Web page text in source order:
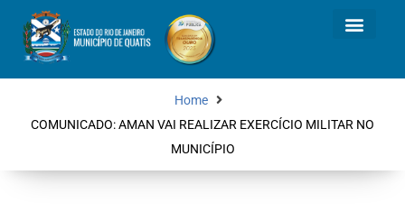
Home
COMUNICADO: AMAN VAI REALIZAR EXERCÍCIO MILITAR NO
MUNICÍPIO